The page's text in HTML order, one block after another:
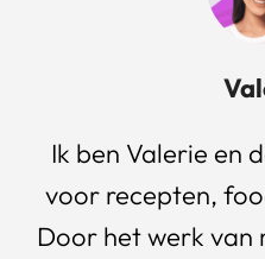
Ik ben Valerie en
voor recepten,
Door het werk van